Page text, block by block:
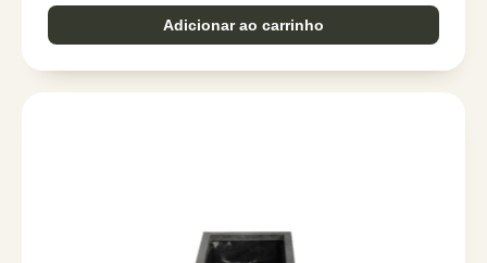
Adicionar ao carrinho